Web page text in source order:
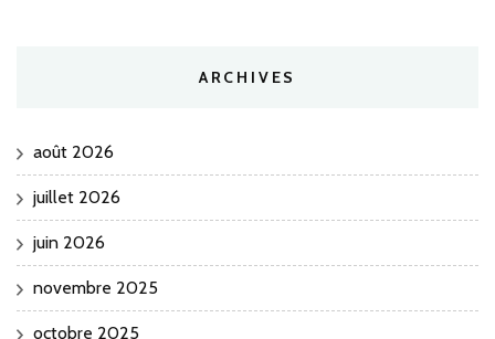
ARCHIVES
août 2026
juillet 2026
juin 2026
novembre 2025
octobre 2025